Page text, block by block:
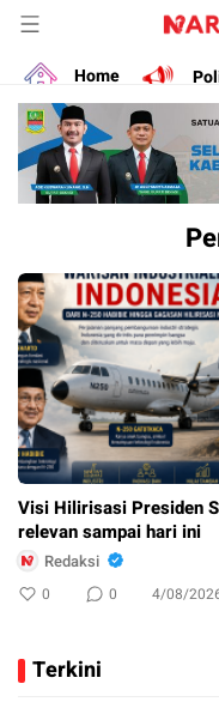
Home
Visi Hilirisasi Presiden
relevan sampai hari ini
Redaksi
0 0 4/08/
Terkini